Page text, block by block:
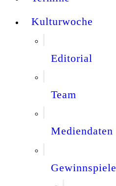
Kulturwoche
Editorial
Team
Mediendaten
Gewinnspiele